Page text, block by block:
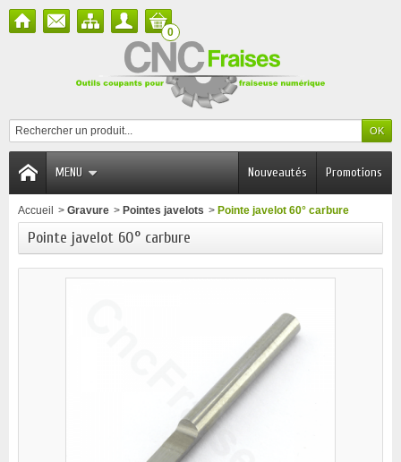
0
MENU Promotions
Nouveautés
Accueil > Gravure > Pointes javelots > Pointe javelot 60° carbure
Pointe javelot 60° carbure